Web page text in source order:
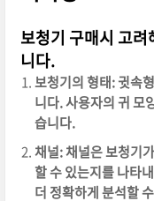
보청기 구매시 고
니다.
보청기의 형태: 귓속
니다. 사용자의 귀 모
습니다.
채널: 채널은 보청기
할 수 있는지를 나타
더 정확하게 분석할